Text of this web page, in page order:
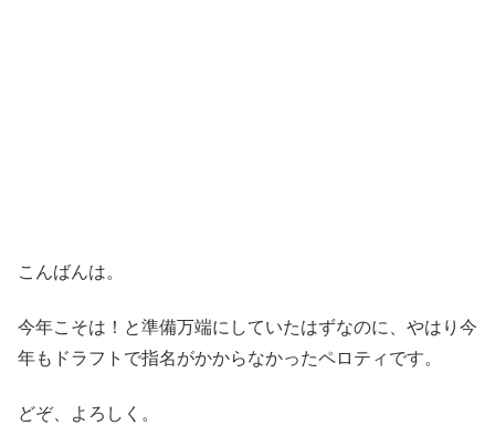
こんばんは。
今年こそは！と準備万端にしていたはずなのに、やはり今
年もドラフトで指名がかからなかったペロティです。
どぞ、よろしく。